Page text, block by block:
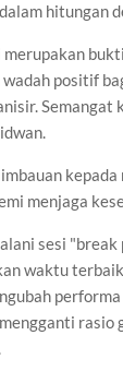
hitungan
positif
Semangat
menjaga
sesi "break
waktu
rasio